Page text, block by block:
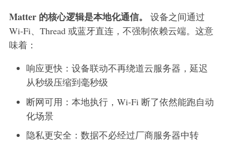
Matter 的核心逻辑是本地化通信。
设备之间通过
Wi-Fi、Thread 或蓝牙直连，不强制依赖云端。这意
味着：
响应更快：设备联动不再绕道云服务器，延迟
从秒级压缩到毫秒级
断网可用：本地执行，Wi-Fi 断了依然能跑自动
化场景
隐私更安全：数据不必经过厂商服务器中转